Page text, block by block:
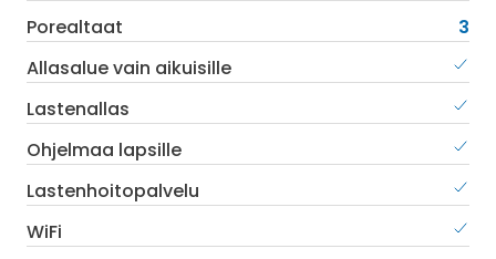
Porealtaat
3
Allasalue vain aikuisille
Lastenallas
Ohjelmaa lapsille
Lastenhoitopalvelu
WiFi